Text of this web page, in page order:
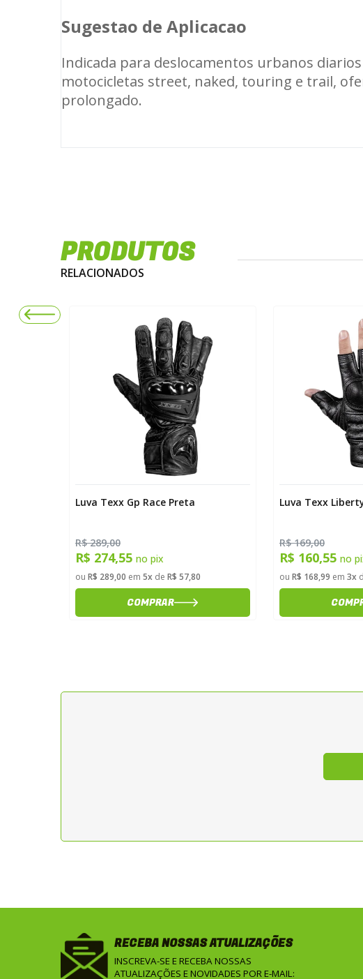
Sugestao de Aplicacao
Indicada para deslocamentos urbanos
motocicletas street, naked, touring e trail,
prolongado.
PRODUTOS
RELACIONADOS
Luva Texx Gp Race Preta
R$ 289,00
R$ 274,55 no pix
ou R$ 289,00 em 5xde R$ 57,80
COMPRAR
Luva Texx
R$ 169,00
R$ 160,55 no
ou R$ 168,99 em 3x
RECEBA NOSSAS ATUALIZAÇÕES
INSCREVA-SE E RECEBA NOSSAS
ATUALIZAÇÕES E NOVIDADES POR E-MAIL: